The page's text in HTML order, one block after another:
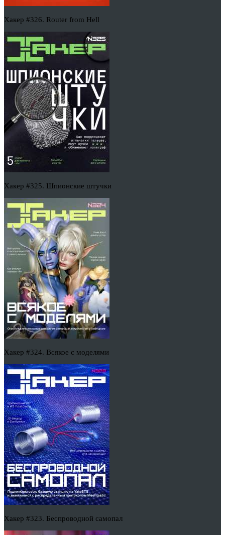
Хакер #326. Router from Hell
Хакер #325. Шпионские штучки
Хакер #324. Всякое с моделями
Хакер #323. Беспроводной самопал